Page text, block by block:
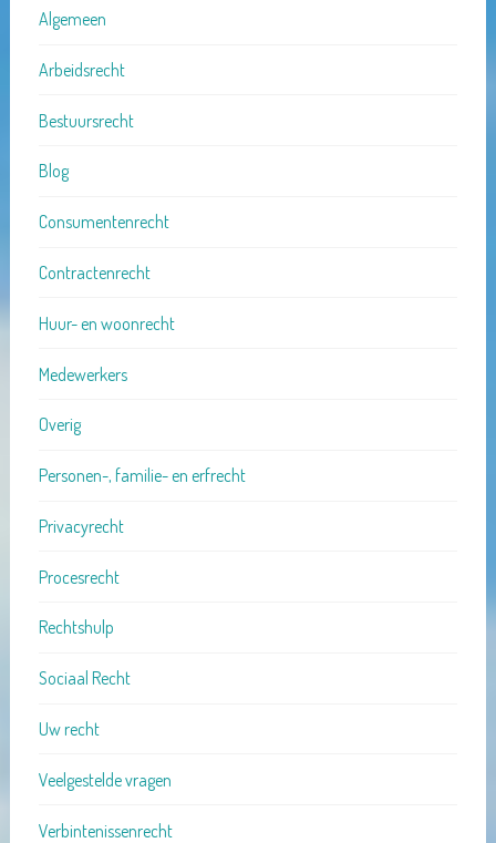
Algemeen
Arbeidsrecht
Bestuursrecht
Blog
Consumentenrecht
Contractenrecht
Huur- en woonrecht
Medewerkers
Overig
Personen-, familie- en erfrecht
Privacyrecht
Procesrecht
Rechtshulp
Sociaal Recht
Uw recht
Veelgestelde vragen
Verbintenissenrecht